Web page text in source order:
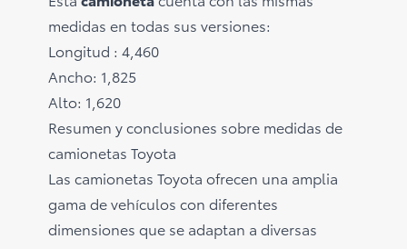
medidas en todas sus versiones:
Longitud : 4,460
Ancho: 1,825
Alto: 1,620
Resumen y conclusiones sobre medidas de
camionetas Toyota
Las camionetas Toyota ofrecen una amplia
gama de vehículos con diferentes
dimensiones que se adaptan a diversas